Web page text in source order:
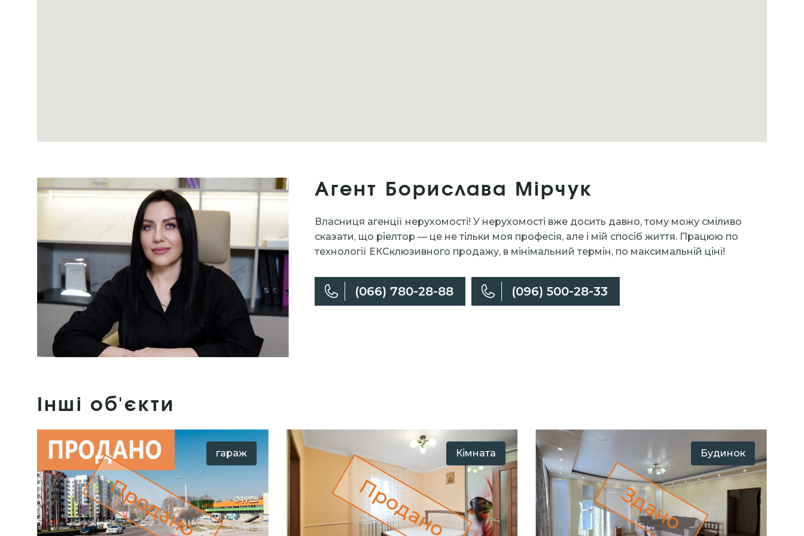
Агент Борислава Мірчук
Власниця агенції нерухомості! У нерухомості вже досить давно, тому можу сміливо
сказати, що ріелтор — це не тільки моя професія, але і мій спосіб життя. Працюю по
технології ЕКСклюзивного продажу, в мінімальний термін, по максимальній ціні!
(066) 780-28-88 (096) 500-28-33
Інші об'єкти
гараж
Продано
Кімната
Продано
Будинок
Здано